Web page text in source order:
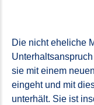
Die nicht eheliche
sie mit einem
eingeht und mit
unterhält. Sie ist